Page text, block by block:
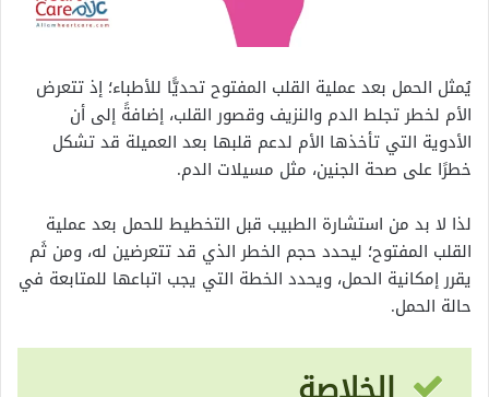
يُمثل الحمل بعد عملية القلب المفتوح تحديًّا للأطباء؛ إذ تتعرض
الأم لخطر تجلط الدم والنزيف وقصور القلب، إضافةً إلى أن
الأدوية التي تأخذها الأم لدعم قلبها بعد العميلة قد تشكل
خطرًا على صحة الجنين، مثل مسيلات الدم.
لذا لا بد من استشارة الطبيب قبل التخطيط للحمل بعد عملية
القلب المفتوح؛ ليحدد حجم الخطر الذي قد تتعرضين له، ومن ثَم
يقرر إمكانية الحمل، ويحدد الخطة التي يجب اتباعها للمتابعة في
حالة الحمل.